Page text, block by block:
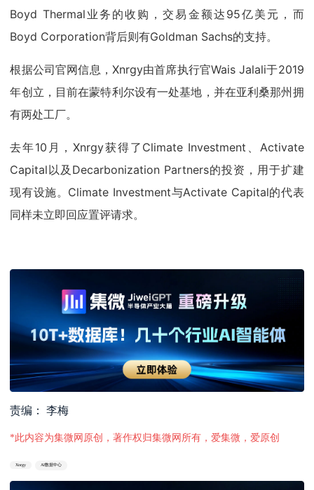
Boyd Thermal业务的收购，交易金额达95亿美元，而
Boyd Corporation背后则有Goldman Sachs的支持。
根据公司官网信息，Xnrgy由首席执行官Wais Jalali于2019
年创立，目前在蒙特利尔设有一处基地，并在亚利桑那州拥
有两处工厂。
去年10月，Xnrgy获得了Climate Investment、Activate
Capital以及Decarbonization Partners的投资，用于扩建
现有设施。Climate Investment与Activate Capital的代表
同样未立即回应置评请求。
责编： 李梅
*此内容为集微网原创，著作权归集微网所有，爱集微，爱原创
Xnrgy AI数据中心